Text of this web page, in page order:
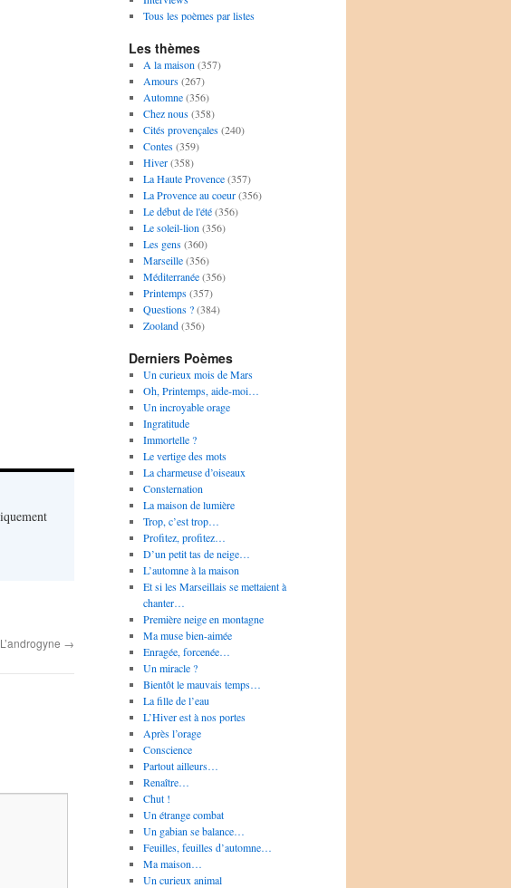
L’androgyne →
Tous les poèmes par listes
Les thèmes
A la maison (357)
Amours(267)
Automne(356)
Chez nous(358)
Cités provençales(240)
Contes(359)
Hiver(358)
La Haute Provence(357)
La Provence au coeur(356)
Le début de l'été(356)
Le soleil-lion (356)
Les gens(360)
Marseille(356)
Méditerranée(356)
Printemps(357)
Questions ?(384)
Zooland(356)
Derniers Poèmes
Un curieux mois de Mars
Oh, Printemps, aide-moi…
Un incroyable orage
Ingratitude
Immortelle ?
Le vertige des mots
La charmeuse d’oiseaux
Consternation
La maison de lumière
Trop, c’est trop…
Profitez, profitez…
D’un petit tas de neige…
L’automne à la maison
Et si les Marseillais se mettaient à
chanter…
Première neige en montagne
Ma muse bien-aimée
Enragée, forcenée…
Un miracle ?
Bientôt le mauvais temps…
La fille de l’eau
L’Hiver est à nos portes
Après l’orage
Conscience
Partout ailleurs…
Renaître…
Chut !
Un étrange combat
Un gabian se balance…
Feuilles, feuilles d’automne…
Ma maison…
Un curieux animal